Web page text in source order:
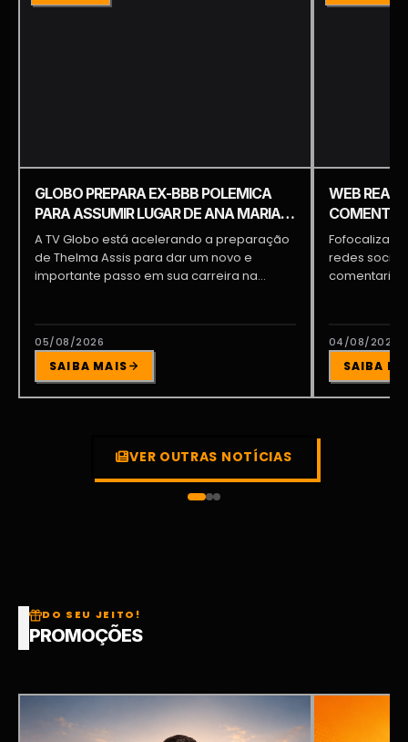
GLOBO PREPARA EX-BBB POLEMICA
PARA ASSUMIR LUGAR DE ANA MARIA
BRAGA E PATRÍCIA POETA
A TV Globo está acelerando a preparação
de Thelma Assis para dar um novo e
importante passo em sua carreira na...
05/08/2026
SAIBA MAIS
WEB
redes
04/08/2026
SAIBA
VER OUTRAS NOTÍCIAS
DO SEU JEITO!
PROMOÇÕES